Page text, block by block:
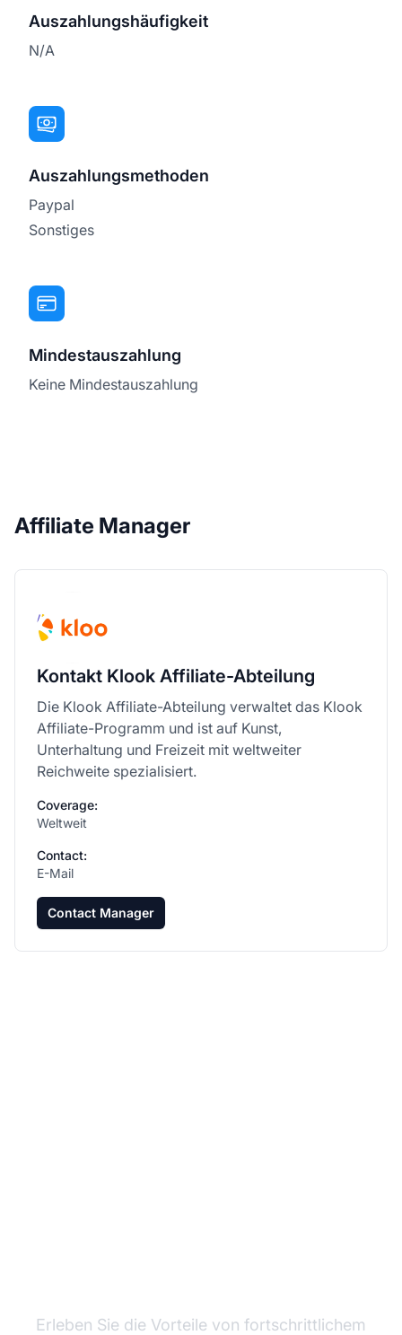
Auszahlungshäufigkeit
N/A
Auszahlungsmethoden
Paypal
Sonstiges
Mindestauszahlung
Keine Mindestauszahlung
Affiliate Manager
Kontakt Klook Affiliate-Abteilung
Die Klook Affiliate-Abteilung verwaltet das Klook
Affiliate-Programm und ist auf Kunst,
Unterhaltung und Freizeit mit weltweiter
Reichweite spezialisiert.
Coverage:
Weltweit
Contact:
E-Mail
Contact Manager
Erleben Sie die Vorteile von fortschrittlichem